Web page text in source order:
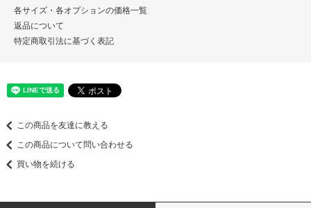
各サイズ・各オプションの価格一覧
返品について
特定商取引法に基づく表記
この商品を友達に教える
この商品について問い合わせる
買い物を続ける